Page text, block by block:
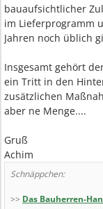
bauaufsichtlicher
im Lieferprogramm
Jahren noch üblich
Insgesamt gehört
ein Tritt in den
zusätzlichen
aber ne Menge....
Gruß
Achim
Schnäppchen:
>> Das Bauherren-